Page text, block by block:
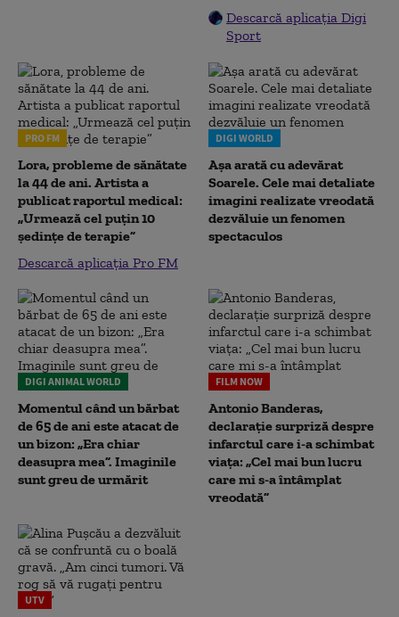
Descarcă aplicația Digi
Sport
PRO FM
Lora, probleme de sănătate
la 44 de ani. Artista a
publicat raportul medical:
„Urmează cel puțin 10
ședințe de terapie”
Descarcă aplicația Pro FM
DIGI WORLD
Așa arată cu adevărat
Soarele. Cele mai detaliate
imagini realizate vreodată
dezvăluie un fenomen
spectaculos
DIGI ANIMAL WORLD
Momentul când un bărbat
de 65 de ani este atacat de
un bizon: „Era chiar
deasupra mea”. Imaginile
sunt greu de urmărit
FILM NOW
Antonio Banderas,
declarație surpriză despre
infarctul care i-a schimbat
viața: „Cel mai bun lucru
care mi s-a întâmplat
vreodată”
UTV